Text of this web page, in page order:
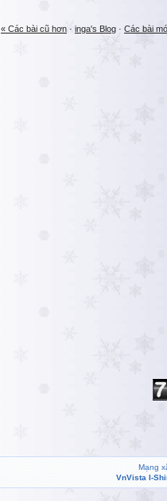
« Các bài cũ hơn · inga's Blog · Các bài
Mạng
VnVista I-